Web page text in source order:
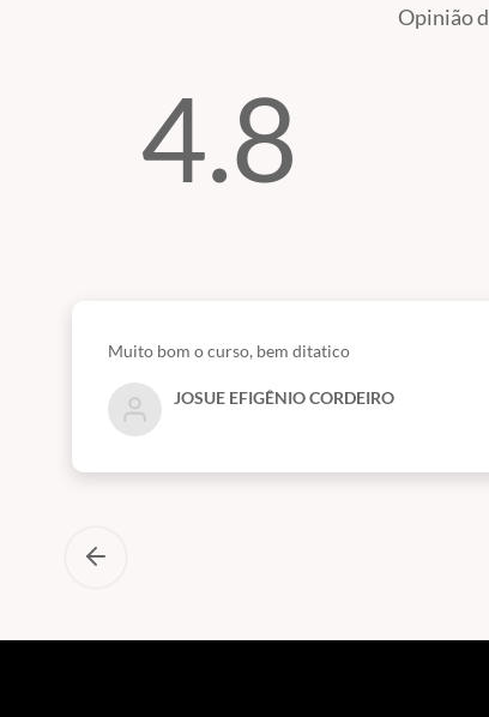
Opinião
4.8
Muito bom o curso, bem ditatico
JOSUE EFIGÊNIO CORDEIRO